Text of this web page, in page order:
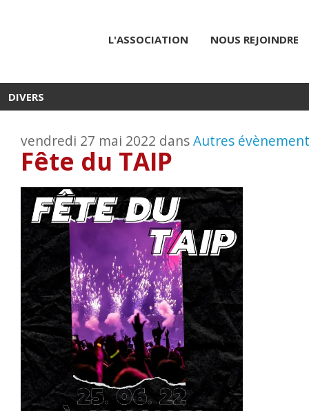
L'ASSOCIATION NOUS REJOINDRE
DIVERS
vendredi 27 mai 2022 dansAutres
Fête du TAIP